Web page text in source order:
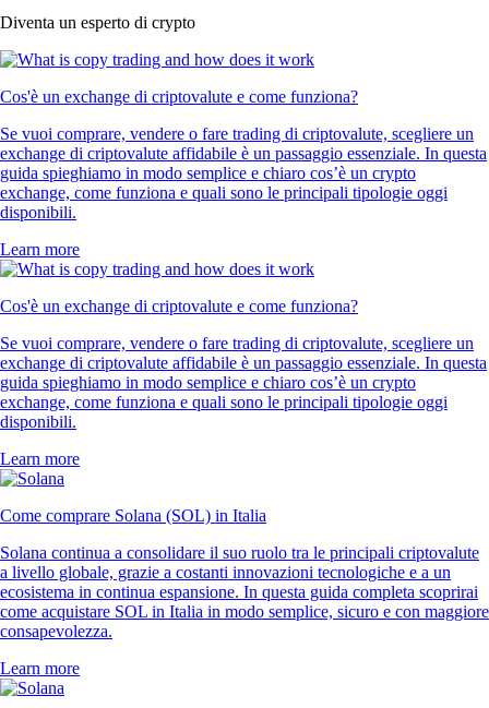
Diventa un esperto di crypto
Cos'è un exchange di criptovalute e come funziona?
Se vuoi comprare, vendere o fare trading di criptovalute, scegliere un
exchange di criptovalute affidabile è un passaggio essenziale. In questa
guida spieghiamo in modo semplice e chiaro cos’è un crypto
exchange, come funziona e quali sono le principali tipologie oggi
disponibili.
Learn more
Cos'è un exchange di criptovalute e come funziona?
Se vuoi comprare, vendere o fare trading di criptovalute, scegliere un
exchange di criptovalute affidabile è un passaggio essenziale. In questa
guida spieghiamo in modo semplice e chiaro cos’è un crypto
exchange, come funziona e quali sono le principali tipologie oggi
disponibili.
Learn more
Come comprare Solana (SOL) in Italia
Solana continua a consolidare il suo ruolo tra le principali criptovalute
a livello globale, grazie a costanti innovazioni tecnologiche e a un
ecosistema in continua espansione. In questa guida completa scoprirai
come acquistare SOL in Italia in modo semplice, sicuro e con maggiore
consapevolezza.
Learn more